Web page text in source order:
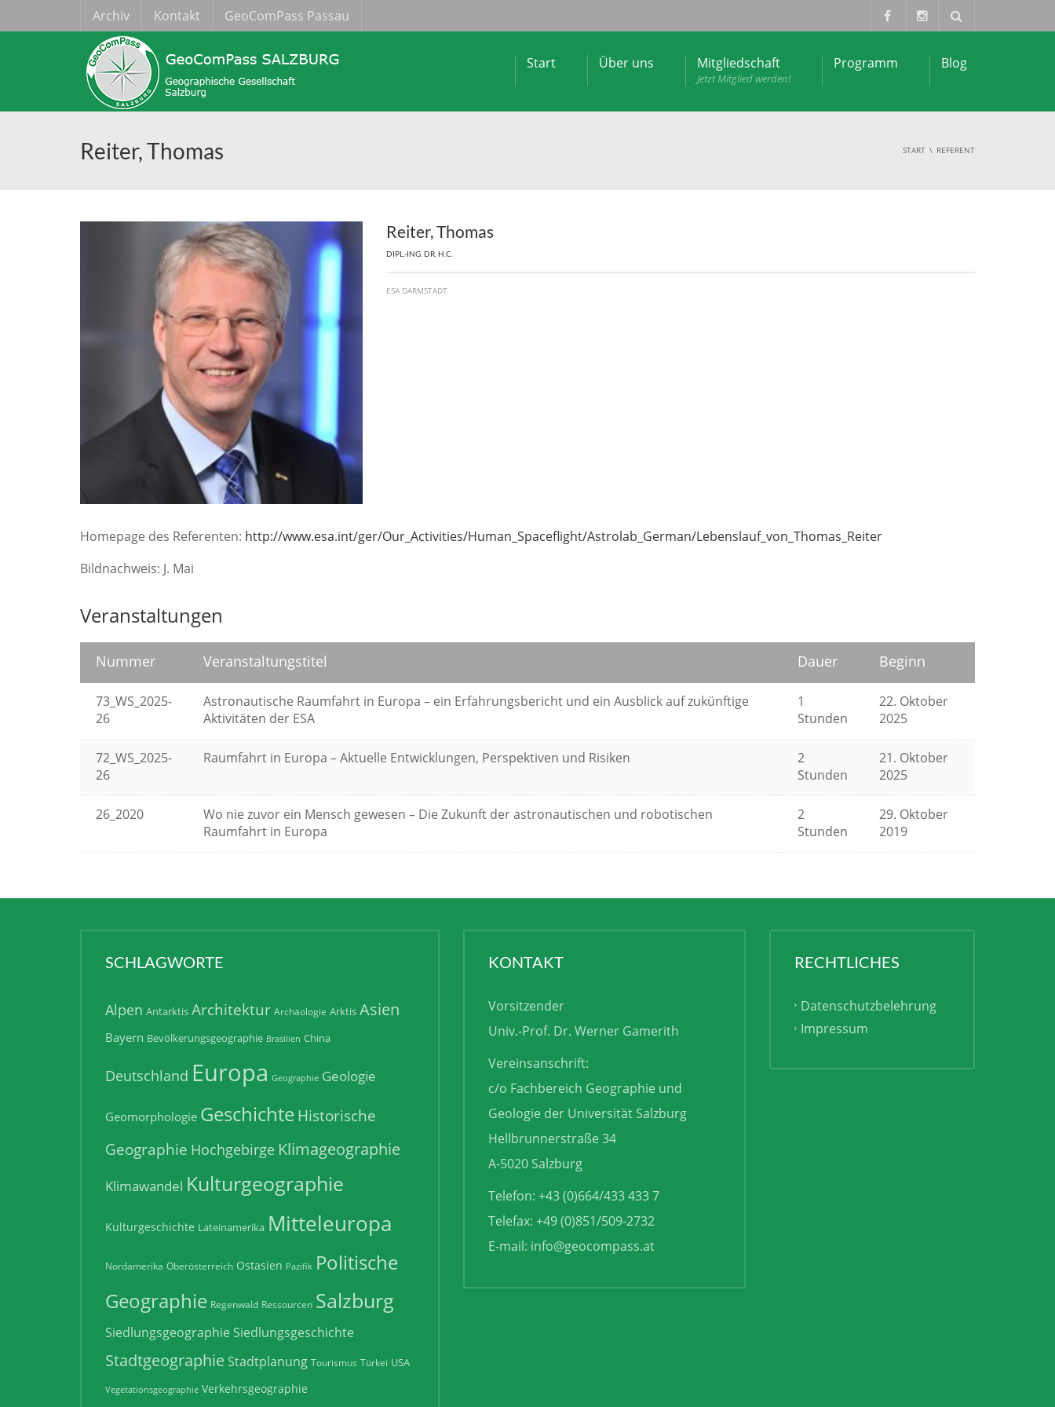
Archiv Kontakt GeoComPass Passau
Start Über uns Mitgliedschaft
Jetzt Mitglied werden!
Programm Blog
Reiter, Thomas START REFERENT
Reiter, Thomas
DIPL.-ING. DR. H.C.
ESA DARMSTADT
Homepage des Referenten: http://www.esa.int/ger/Our_Activities/Human_Spaceflight/Astrolab_German/Lebenslauf_von_Thomas_Reiter
Bildnachweis: J. Mai
Veranstaltungen
Nummer Veranstaltungstitel Dauer Beginn
73_WS_2025-
26
Astronautische Raumfahrt in Europa – ein Erfahrungsbericht und ein Ausblick auf zukünftige
Aktivitäten der ESA
1
Stunden
22. Oktober
2025
72_WS_2025-
26
Raumfahrt in Europa – Aktuelle Entwicklungen, Perspektiven und Risiken
2
Stunden
21. Oktober
2025
26_2020
Wo nie zuvor ein Mensch gewesen – Die Zukunft der astronautischen und robotischen
Raumfahrt in Europa
2
Stunden
29. Oktober
2019
SCHLAGWORTE
Alpen Antarktis Architektur Archäologie Arktis Asien
Bayern Bevölkerungsgeographie Brasilien China
Deutschland Europa Geographie Geologie
Geomorphologie GeschichteHistorische
Geographie Hochgebirge Klimageographie
Klimawandel Kulturgeographie
Kulturgeschichte Lateinamerika Mitteleuropa
Nordamerika Oberösterreich Ostasien Pazifik Politische
Geographie Regenwald Ressourcen Salzburg
Siedlungsgeographie Siedlungsgeschichte
Stadtgeographie Stadtplanung Tourismus Türkei USA
Vegetationsgeographie Verkehrsgeographie
KONTAKT
Vorsitzender
Univ.-Prof. Dr. Werner Gamerith
Vereinsanschrift:
c/o Fachbereich Geographie und
Geologie der Universität Salzburg
Hellbrunnerstraße 34
A-5020 Salzburg
Telefon: +43 (0)664/433 433 7
Telefax: +49 (0)851/509-2732
E-mail: info@geocompass.at
RECHTLICHES
Datenschutzbelehrung
Impressum